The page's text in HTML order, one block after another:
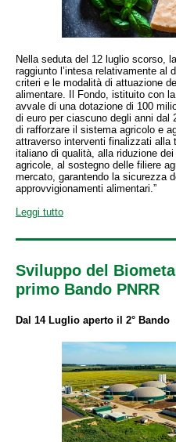
Nella seduta del 12 luglio scorso,
raggiunto l’intesa relativamente al
criteri e le modalità di attuazione
alimentare. Il Fondo, istituito con
avvale di una dotazione di 100
di euro per ciascuno degli anni
di rafforzare il sistema agricolo e
attraverso interventi finalizzati alla
italiano di qualità, alla riduzione
agricole, al sostegno delle filiere
mercato, garantendo la sicurezza
approvvigionamenti alimentari.”
Leggi tutto
Sviluppo del
primo Bando PNRR
Dal 14 Luglio aperto il 2° Bando